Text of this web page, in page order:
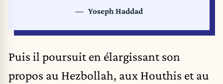
Yoseph Haddad
Puis il poursuit en élargissant son
propos au Hezbollah, aux Houthis et au